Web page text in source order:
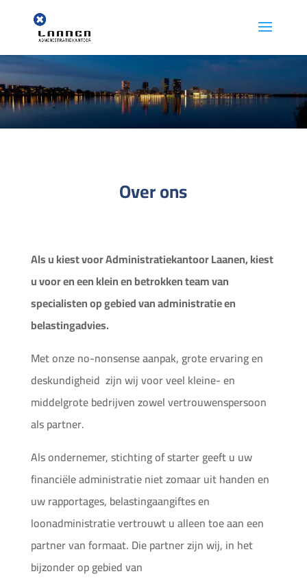
Over ons
Als u kiest voor Administratiekantoor Laanen, kiest
u voor en een klein en betrokken team van
specialisten op gebied van administratie en
belastingadvies.
Met onze no-nonsense aanpak, grote ervaring en
deskundigheid zijn wij voor veel kleine- en
middelgrote bedrijven zowel vertrouwenspersoon
als partner.
Als ondernemer, stichting of starter geeft u uw
financiële administratie niet zomaar uit handen en
uw rapportages, belastingaangiftes en
loonadministratie vertrouwt u alleen toe aan een
partner van formaat. Die partner zijn wij, in het
bijzonder op gebied van